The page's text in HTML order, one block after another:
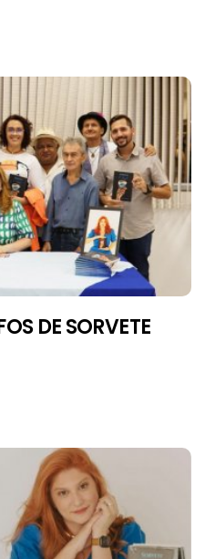
DE SORVETE